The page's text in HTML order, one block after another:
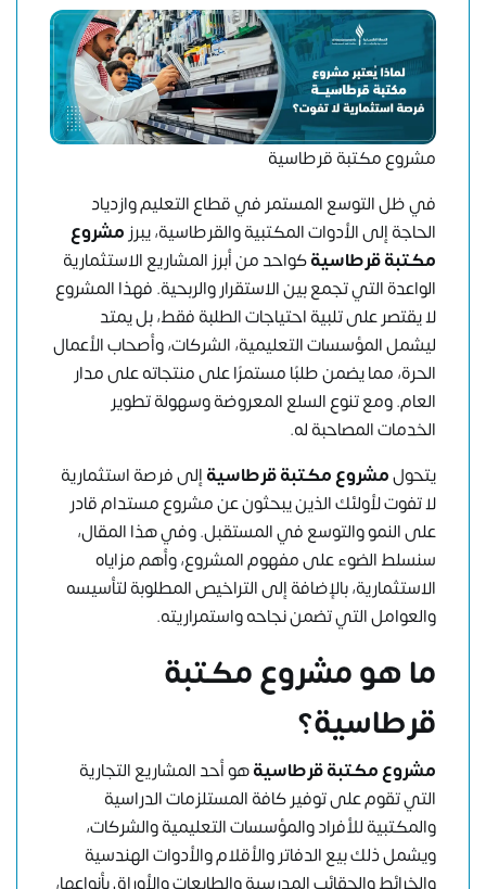
مشروع مكتبة قرطاسية
في ظل التوسع المستمر في قطاع التعليم وازدياد
الحاجة إلى الأدوات المكتبية والقرطاسية، يبرز مشروع
مكتبة قرطاسيةكواحد من أبرز المشاريع الاستثمارية
الواعدة التي تجمع بين الاستقرار والربحية. فهذا المشروع
لا يقتصر على تلبية احتياجات الطلبة فقط، بل يمتد
ليشمل المؤسسات التعليمية، الشركات، وأصحاب الأعمال
الحرة، مما يضمن طلبًا مستمرًا على منتجاته على مدار
العام. ومع تنوع السلع المعروضة وسهولة تطوير
الخدمات المصاحبة له.
يتحولمشروع مكتبة قرطاسيةإلى فرصة استثمارية
لا تفوت لأولئك الذين يبحثون عن مشروع مستدام قادر
على النمو والتوسع في المستقبل. وفي هذا المقال،
سنسلط الضوء على مفهوم المشروع، وأهم مزاياه
الاستثمارية، بالإضافة إلى التراخيص المطلوبة لتأسيسه
والعوامل التي تضمن نجاحه واستمراريته.
ما هو مشروع مكتبة
قرطاسية؟
مشروع مكتبة قرطاسيةهو أحد المشاريع التجارية
التي تقوم على توفير كافة المستلزمات الدراسية
والمكتبية للأفراد والمؤسسات التعليمية والشركات،
ويشمل ذلك بيع الدفاتر والأقلام والأدوات الهندسية